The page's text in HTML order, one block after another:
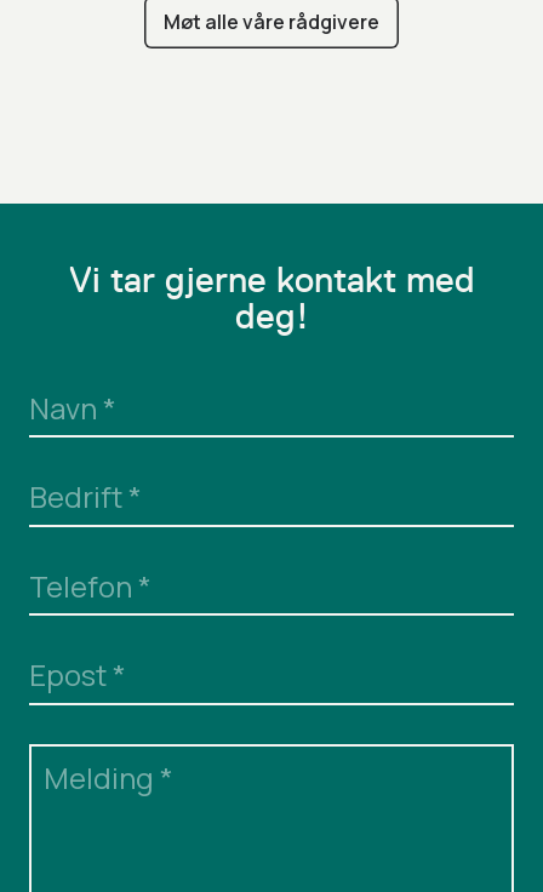
Møt alle våre rådgivere
Vi tar gjerne kontakt med
deg!
Navn *
Bedrift*
Telefon *
Epost*
Melding *